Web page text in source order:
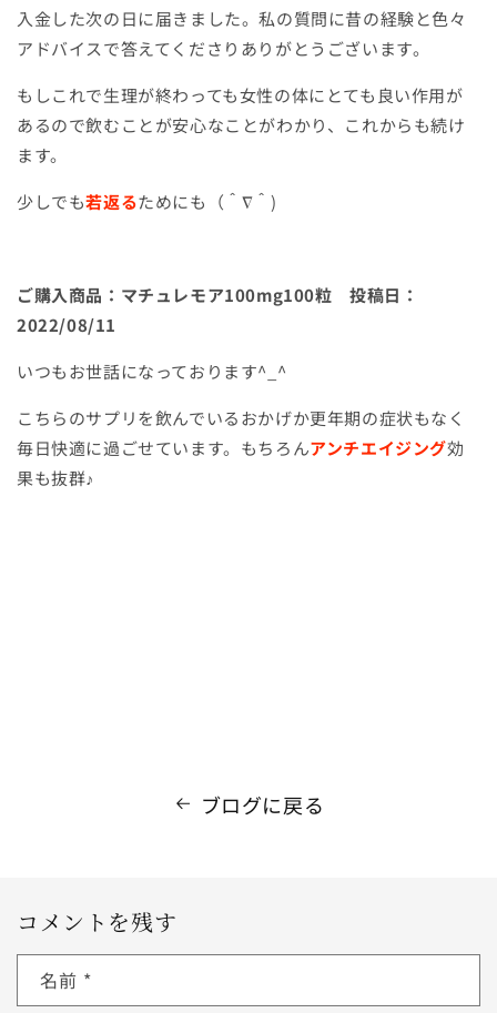
入金した次の日に届きました。私の質問に昔の経験と色々
アドバイスで答えてくださりありがとうございます。
もしこれで生理が終わっても女性の体にとても良い作用が
あるので飲むことが安心なことがわかり、これからも続け
ます。
少しでも若返るためにも（＾∇＾)
ご購入商品：マチュレモア100mg100粒 投稿日：
2022/08/11
いつもお世話になっております^_^
こちらのサプリを飲んでいるおかげか更年期の症状もなく
毎日快適に過ごせています。もちろんアンチエイジング効
果も抜群♪
ブログに戻る
コメントを残す
名前 *